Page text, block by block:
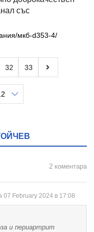
със
мкб-d353-4/
32 33
2 коментара
07 February 2024 в 17:08
и периартрит